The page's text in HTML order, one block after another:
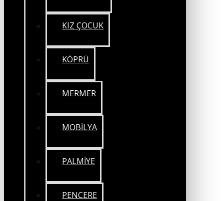
KIZ ÇOCUK
KÖPRÜ
MERMER
MOBİLYA
PALMİYE
PENCERE